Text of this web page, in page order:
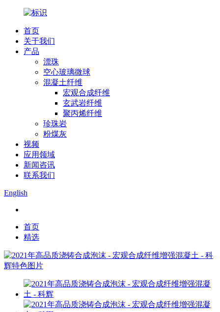
首页
关于我们
产品
漂珠
空心玻璃微球
混凝土纤维
宏观合成纤维
玄武岩纤维
聚丙烯纤维
珍珠岩
粉煤灰
视频
应用领域
新闻咨讯
联系我们
English
首页
精选